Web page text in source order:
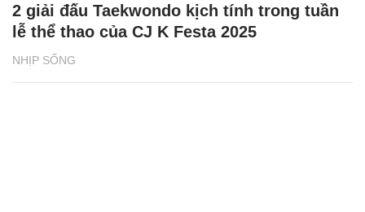
NHỊP SỐNG
2 giải đấu Taekwondo kịch tính trong tuần
lễ thể thao của CJ K Festa 2025